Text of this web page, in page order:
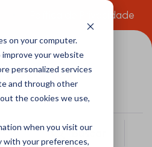
on your computer.
your website
personalized services
and through other
the cookies we use,
when you visit our
with your preferences,
Política de Privacidade
Buscar